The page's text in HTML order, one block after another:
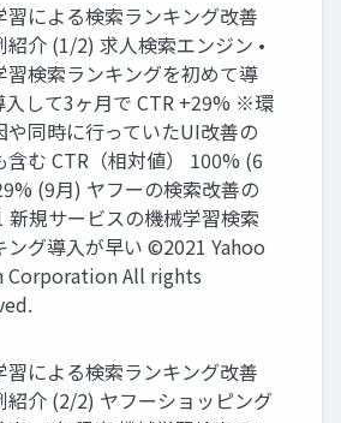
習による検索ランキング改善
紹介 (1/2) 求人検索エンジン •
習検索ランキングを初めて導
入して3ヶ月で CTR +29% ※環
や同時に行っていたUI改善の
含む CTR（相対値） 100% (6
(9月) ヤフーの検索改善の
新規サービスの機械学習検索
ング導入が早い ©2021 Yahoo
Corporation All rights
習による検索ランキング改善
紹介 (2/2) ヤフーショッピング